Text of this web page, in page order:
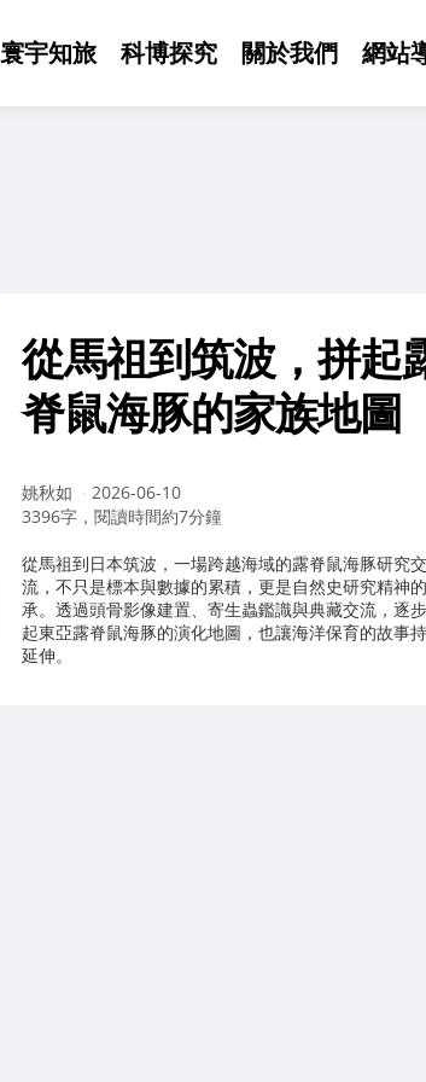
寰宇知旅 科博探究 關於我們 網站
從馬祖到筑波，拼起
脊鼠海豚的家族地圖
作
者：
姚秋如
2026-06-10
3396字，閱讀時間約7分鐘
從馬祖到日本筑波，一場跨越海域的露脊鼠海豚研究交
流，不只是標本與數據的累積，更是自然史研究精神
承。透過頭骨影像建置、寄生蟲鑑識與典藏交流，逐
起東亞露脊鼠海豚的演化地圖，也讓海洋保育的故事
延伸。